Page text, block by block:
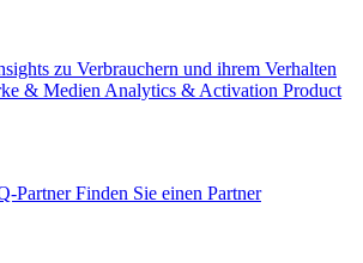
zu Verbrauchern und ihrem Verhalten
& Medien Analytics & Activation Product
Partner Finden Sie einen Partner